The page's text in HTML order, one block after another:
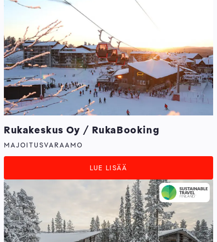
Rukakeskus Oy / RukaBooking
MAJOITUSVARAAMO
LUE LISÄÄ